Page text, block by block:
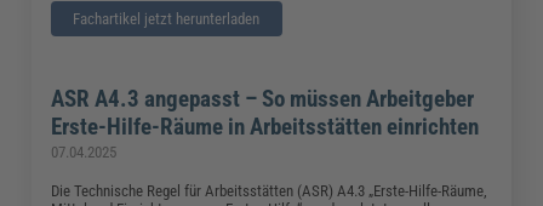
Fachartikel jetzt herunterladen
ASR A4.3 angepasst – So müssen Arbeitgeber
Erste-Hilfe-Räume in Arbeitsstätten einrichten
07.04.2025
Die Technische Regel für Arbeitsstätten (ASR) A4.3 „Erste-Hilfe-Räume,